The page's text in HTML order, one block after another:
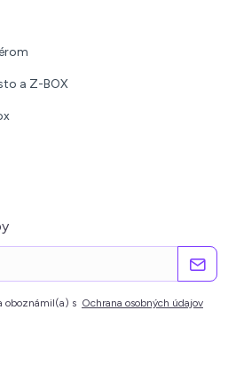
a Z-BOX
oboznámil(a) s Ochrana osobných údajov